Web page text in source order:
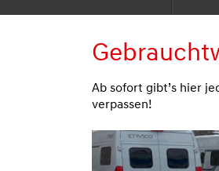
Ab sofort gibt’s hier
verpassen!